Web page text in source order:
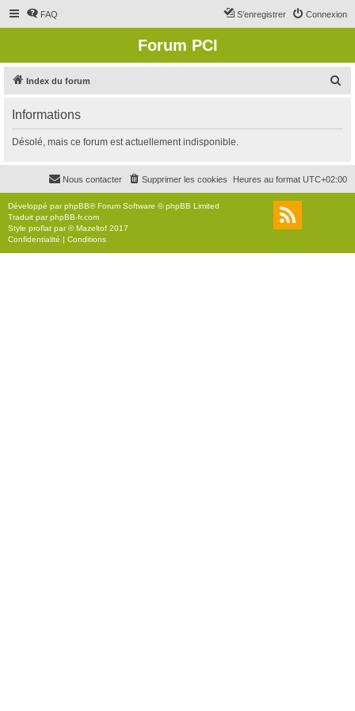
FAQ Connexion
S’enregistrer
Forum PCI
Index du forum
r
c
r
Informations
Désolé, mais ce forum est actuellement indisponible.
Heures au format UTC+02:00
Supprimer les cookies
Nous contacter
Développé parphpBB® Forum Software © phpBB Limited
Traduit parphpBB-fr.com
Style proflat par ©Mazeltof 2017
Confidentialité | Conditions